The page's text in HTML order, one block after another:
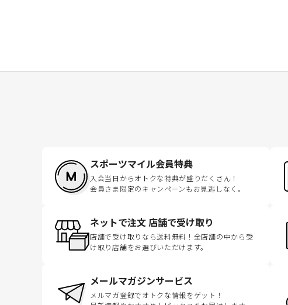
スポーツマイル会員特典
入会当日からオトクな特典が盛りだくさん！
会員さま限定のキャンペーンもお見逃しなく。
ネットで注文 店舗で受け取り
店舗で受け取りなら送料無料！全店舗の中から受
け取り店舗をお選びいただけます。
メールマガジンサービス
メルマガ登録でオトクな情報をゲット！